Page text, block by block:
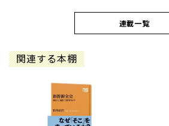
連載一覧
関連する本棚